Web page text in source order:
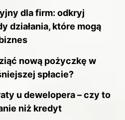
dla firm: odkryj
działania, które mogą
nową pożyczkę w
spłacie?
u dewelopera – czy to
niż kredyt